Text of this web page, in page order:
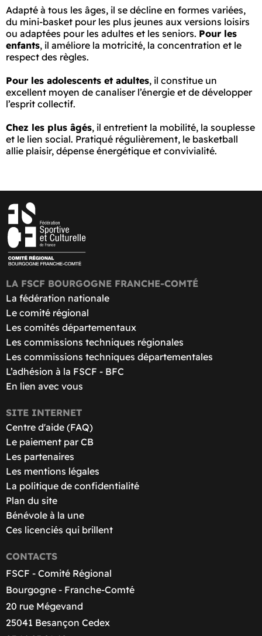
Adapté à tous les âges, il se décline en formes variées,
du mini-basket pour les plus jeunes aux versions loisirs
ou adaptées pour les adultes et les seniors. Pour les
enfants, il améliore la motricité, la concentration et le
respect des règles.
Pour les adolescents et adultes, il constitue un
excellent moyen de canaliser l’énergie et de développer
l’esprit collectif.
Chez les plus âgés, il entretient la mobilité, la souplesse
et le lien social. Pratiqué régulièrement, le basketball
allie plaisir, dépense énergétique et convivialité.
LA FSCF BOURGOGNE FRANCHE-COMTÉ
La fédération nationale
Le comité régional
Les comités départementaux
Les commissions techniques régionales
Les commissions techniques départementales
L’adhésion à la FSCF - BFC
En lien avec vous
SITE INTERNET
Centre d'aide (FAQ)
Le paiement par CB
Les partenaires
Les mentions légales
La politique de confidentialité
Plan du site
Bénévole à la une
Ces licenciés qui brillent
CONTACTS
FSCF - Comité Régional
Bourgogne - Franche-Comté
20 rue Mégevand
25041 Besançon Cedex